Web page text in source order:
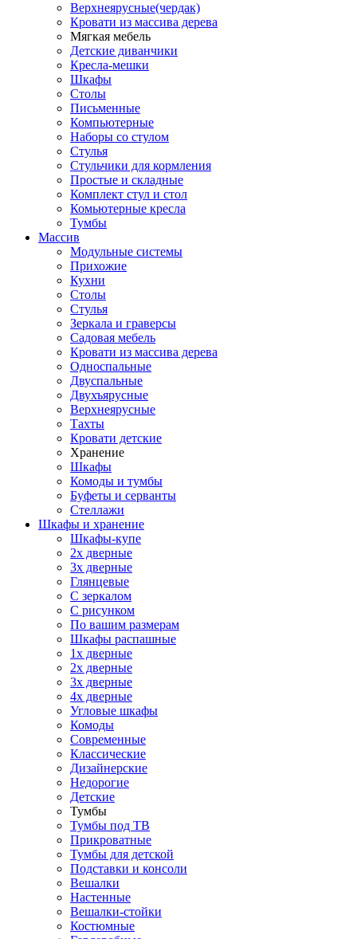
Верхнеярусные(чердак)
Кровати из массива дерева
Мягкая мебель
Детские диванчики
Кресла-мешки
Шкафы
Столы
Письменные
Компьютерные
Наборы со стулом
Стулья
Стульчики для кормления
Простые и складные
Комплект стул и стол
Комьютерные кресла
Тумбы
Массив
Модульные системы
Прихожие
Кухни
Столы
Стулья
Зеркала и граверсы
Садовая мебель
Кровати из массива дерева
Односпальные
Двуспальные
Двухъярусные
Верхнеярусные
Тахты
Кровати детские
Хранение
Шкафы
Комоды и тумбы
Буфеты и серванты
Стеллажи
Шкафы и хранение
Шкафы-купе
2х дверные
3х дверные
Глянцевые
С зеркалом
С рисунком
По вашим размерам
Шкафы распашные
1х дверные
2х дверные
3х дверные
4х дверные
Угловые шкафы
Комоды
Современные
Классические
Дизайнерские
Недорогие
Детские
Тумбы
Тумбы под ТВ
Прикроватные
Тумбы для детской
Подставки и консоли
Вешалки
Настенные
Вешалки-стойки
Костюмные